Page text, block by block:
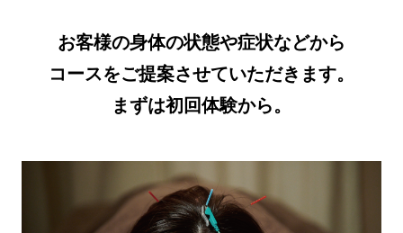
お客様の身体の状態や症状などから
コースをご提案させていただきます。
まずは初回体験から。